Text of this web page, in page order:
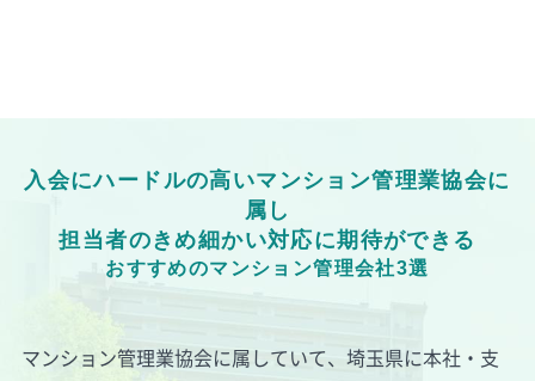
入会にハードルの高いマンション管理業協会に
属し
担当者のきめ細かい対応に期待ができる
おすすめのマンション管理会社3選
マンション管理業協会に属していて、埼玉県に本社・支